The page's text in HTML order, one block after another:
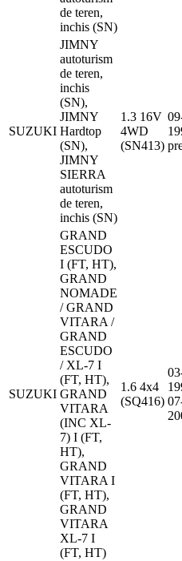
de teren,
inchis (SN)
SUZUKI
JIMNY
autoturism
de teren,
inchis
(SN),
JIMNY
Hardtop
(SN),
JIMNY
SIERRA
autoturism
de teren,
inchis (SN)
1.3 16V
4WD
(SN413)
SUZUKI
GRAND
ESCUDO
I (FT, HT),
GRAND
NOMADE
/ GRAND
VITARA /
GRAND
ESCUDO
/ XL-7 I
(FT, HT),
GRAND
VITARA
(INC XL-
7) I (FT,
HT),
GRAND
VITARA I
(FT, HT),
GRAND
VITARA
XL-7 I
(FT, HT)
1.6 4x4
(SQ416)